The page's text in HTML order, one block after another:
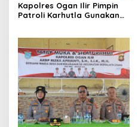
Kapolres Ogan Ilir Pimpin
Patroli Karhutla Gunakan
Hadapi Musim Kemarau